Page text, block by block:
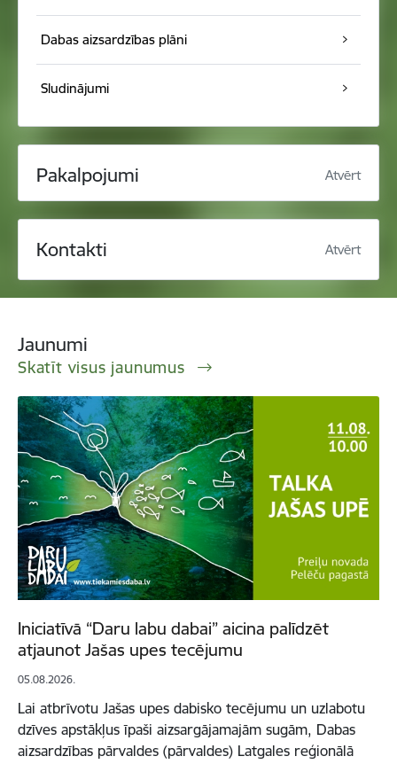
Dabas aizsardzības plāni
Sludinājumi
Pakalpojumi Atvērt
Kontakti Atvērt
Jaunumi
Skatīt visus jaunumus
Iniciatīvā “Daru labu dabai” aicina palīdzēt
atjaunot Jašas upes tecējumu
05.08.2026.
Lai atbrīvotu Jašas upes dabisko tecējumu un uzlabotu
dzīves apstākļus īpaši aizsargājamajām sugām, Dabas
aizsardzības pārvaldes (pārvaldes) Latgales reģionālā